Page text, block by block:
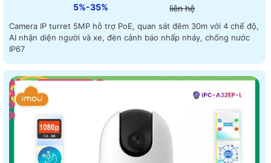
5%-35% liên hệ
Camera IP turret 5MP hỗ trợ PoE, quan sát đêm 30m với 4 chế độ,
AI nhận diện người và xe, đèn cảnh báo nhấp nháy, chống nước
IP67